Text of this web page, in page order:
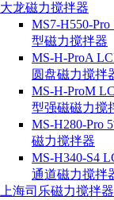
大龙磁力搅拌器
MS7-H550-
型磁力搅拌器
MS-H-ProA
圆盘磁力搅拌
MS-H-ProM
型强磁磁力搅
MS-H280-Pro
磁力搅拌器
MS-H340-S4
通道磁力搅拌
上海司乐磁力搅拌器